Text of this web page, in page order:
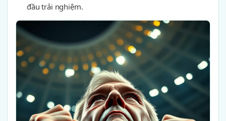
đầu trải nghiệm.